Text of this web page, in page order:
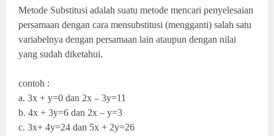
Metode Substitusi adalah suatu metode mencari penyelesaian
persamaan dengan cara mensubstitusi (mengganti) salah satu
variabelnya dengan persamaan lain ataupun dengan nilai
yang sudah diketahui.
contoh :
a. 3x + y=0 dan 2x – 3y=11
b. 4x + 3y=6 dan 2x – y=3
c. 3x+ 4y=24 dan 5x + 2y=26